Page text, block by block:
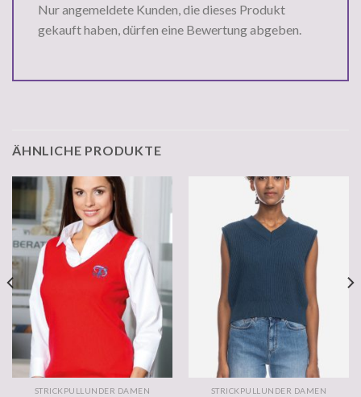
Nur angemeldete Kunden, die dieses Produkt
gekauft haben, dürfen eine Bewertung abgeben.
ÄHNLICHE PRODUKTE
STRICKPULLUNDER DAMEN STRICKPULLUNDER DAMEN